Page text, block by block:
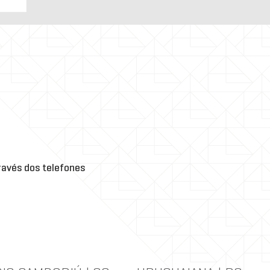
dos telefones